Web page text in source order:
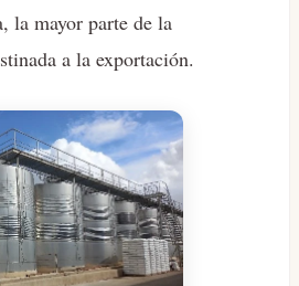
la mayor parte de la
a la exportación.